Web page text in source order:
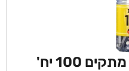
100 יח'